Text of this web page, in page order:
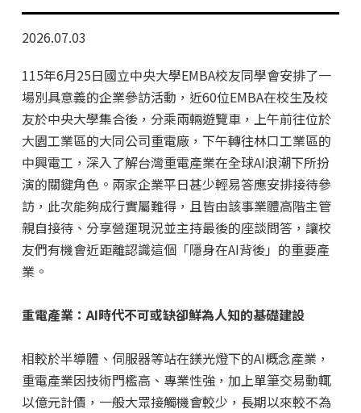
2026.07.03
115年6月25日國立中央大學EMBA校友同學會安排了一
場別具意義的企業參訪活動，近60位EMBA在校生及校
友於中央大學集合後，分乘兩輛遊覽車，上午前往位於
大園工業區的大同公司重電廠，下午轉往林口工業區的
中興電工，深入了解台灣重電產業在全球AI浪潮下所扮
演的關鍵角色。兩家企業平日甚少輕易答應安排接待參
訪，此次能夠成行實屬難得，且皆由該事業體高階主管
親自接待、分享營運現況並主持最後的座談問答，讓校
友們有機會近距離認識這個「隱身在AI背後」的重要產
業。
重電產業：AI時代不可或缺卻鮮為人知的基礎建設
相較於半導體、伺服器等站在鎂光燈下的AI概念產業，
重電產業因技術門檻高、專業性強，加上單筆交易動輒
以億元計價，一般大眾接觸機會較少，長期以來較不為